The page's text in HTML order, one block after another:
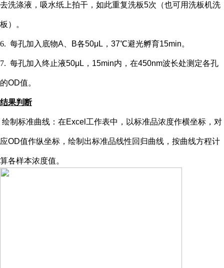
去洗涤液，吸水纸上拍干，如此重复洗板5次（也可用洗板机洗
板）。
6. 每孔加入底物A、B各50μL，37℃避光孵育15min。
7. 每孔加入终止液50μL，15min内，在450nm波长处测定各孔
的OD值。
结果判断
绘制标准曲线：在Excel工作表中，以标准品浓度作横坐标，对
应OD值作纵坐标，绘制出标准品线性回归曲线，按曲线方程计
算各样本浓度值。